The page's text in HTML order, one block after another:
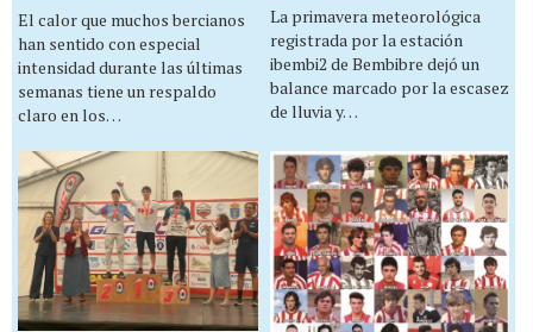
El calor que muchos bercianos
han sentido con especial
intensidad durante las últimas
semanas tiene un respaldo
claro en los…
La primavera meteorológica
registrada por la estación
ibembi2 de Bembibre dejó un
balance marcado por la escasez
de lluvia y…